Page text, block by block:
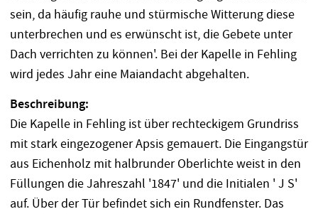
sein, da häufig rauhe und stürmische Witterung diese
unterbrechen und es erwünscht ist, die Gebete unter
Dach verrichten zu können'. Bei der Kapelle in Fehling
wird jedes Jahr eine Maiandacht abgehalten.
Beschreibung:
Die Kapelle in Fehling ist über rechteckigem Grundriss
mit stark eingezogener Apsis gemauert. Die Eingangstür
aus Eichenholz mit halbrunder Oberlichte weist in den
Füllungen die Jahreszahl '1847' und die Initialen ' J S'
auf. Über der Tür befindet sich ein Rundfenster. Das